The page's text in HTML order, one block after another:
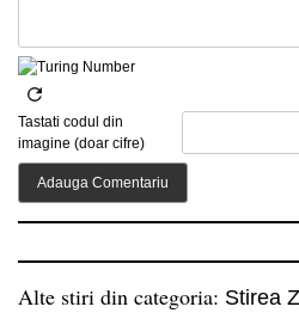
Tastati codul din
imagine (doar cifre)
Alte stiri din categoria: Stirea